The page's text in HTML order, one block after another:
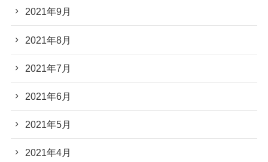
2021年9月
2021年8月
2021年7月
2021年6月
2021年5月
2021年4月